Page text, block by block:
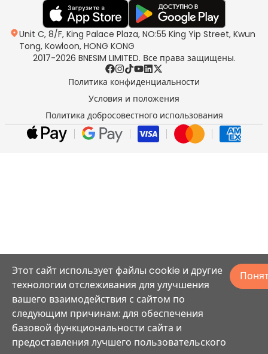
Unit C, 8/F, King Palace Plaza, NO:55 King Yip Street, Kwun
Tong, Kowloon, HONG KONG
2017-2026 BNESIM LIMITED. Все права защищены.
Политика конфиденциальности
Условия и положения
Политика добросовестного использования
Этот сайт использует файлы cookie и другие
технологии отслеживания для улучшения
вашего взаимодействия с сайтом по
следующим причинам: для обеспечения
базовой функциональности сайта и
предоставления лучшего пользовательского